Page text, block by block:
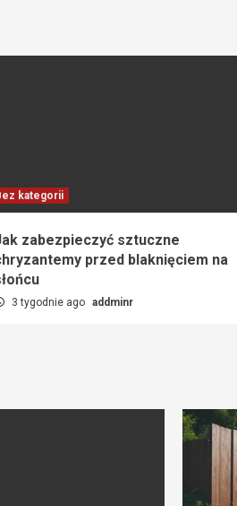
kategorii
zabezpieczyć sztuczne
przed blaknięciem na
3 tygodnie ago addminr